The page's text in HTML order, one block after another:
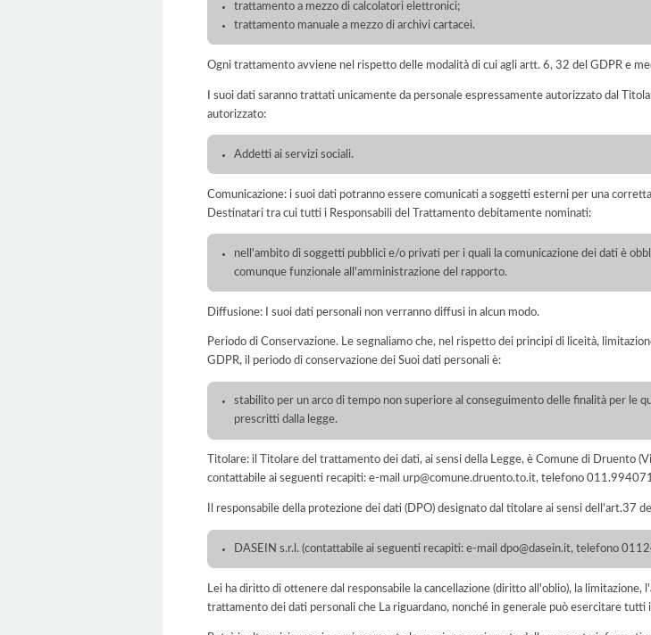
trattamento a mezzo di calcolatori elettronici;
trattamento manuale a mezzo di archivi cartacei.
Ogni trattamento avviene nel rispetto delle modalità di cui agli artt. 6, 32 del GDPR e
I suoi dati saranno trattati unicamente da personale espressamente autorizzato dal
autorizzato:
Addetti ai servizi sociali.
Comunicazione: i suoi dati potranno essere comunicati a soggetti esterni per una
Destinatari tra cui tutti i Responsabili del Trattamento debitamente nominati:
nell'ambito di soggetti pubblici e/o privati per i quali la comunicazione dei dati è
comunque funzionale all'amministrazione del rapporto.
Diffusione: I suoi dati personali non verranno diffusi in alcun modo.
Periodo di Conservazione. Le segnaliamo che, nel rispetto dei principi di liceità,
GDPR, il periodo di conservazione dei Suoi dati personali è:
stabilito per un arco di tempo non superiore al conseguimento delle finalità per le
prescritti dalla legge.
Titolare: il Titolare del trattamento dei dati, ai sensi della Legge, è Comune di Druento
contattabile ai seguenti recapiti: e-mail urp@comune.druento.to.it, telefono
Il responsabile della protezione dei dati (DPO) designato dal titolare ai sensi dell'art.37
DASEIN s.r.l. (contattabile ai seguenti recapiti: e-mail dpo@dasein.it, telefono
Lei ha diritto di ottenere dal responsabile la cancellazione (diritto all'oblio), la
trattamento dei dati personali che La riguardano, nonché in generale può esercitare